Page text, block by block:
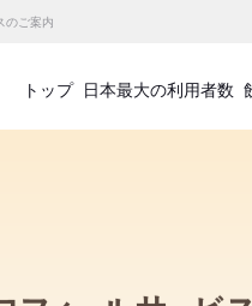
のご案内
舗管理画面
トップ 日本最大の利用者数